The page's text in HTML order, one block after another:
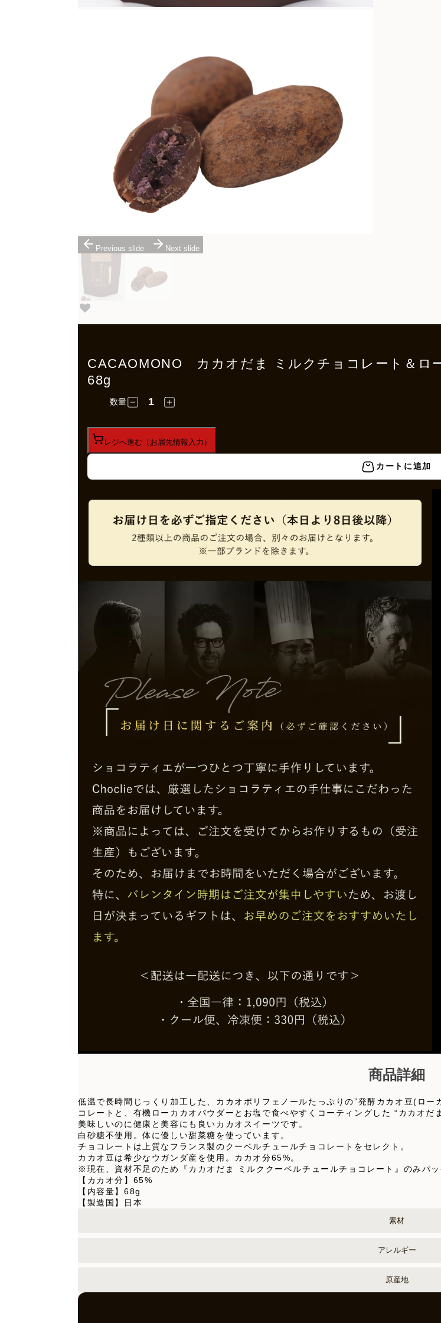
Previous slide Next slide
CACAOMONO カカオだま ミルクチョコレート＆ロ
68g
数量
レジへ進む（お届先情報入力）
カートに追加
商品詳細
低温で長時間じっくり加工した、カカオポリフェノールたっぷりの”発酵カカオ豆(ロ
コレートと、有機ローカカオパウダーとお塩で食べやすくコーティングした “カカオだ
美味しいのに健康と美容にも良いカカオスイーツです。
白砂糖不使用。体に優しい甜菜糖を使っています。
チョコレートは上質なフランス製のクーベルチュールチョコレートをセレクト。
カカオ豆は希少なウガンダ産を使用。カカオ分65%。
※現在、資材不足のため『カカオだま ミルククーベルチュールチョコレート』のみパッ
【カカオ分】65%
【内容量】68g
【製造国】日本
素材
アレルギー
原産地